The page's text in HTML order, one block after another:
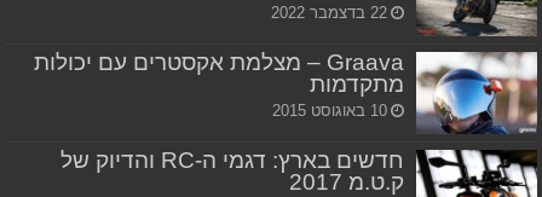
22 בדצמבר 2022
Graava – מצלמת אקסטרים עם יכולות
מתקדמות
10 באוגוסט 2015
חדשים בארץ: דגמי ה-RC והדיוק של
ק.ט.מ 2017